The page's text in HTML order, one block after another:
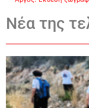
Νέα της